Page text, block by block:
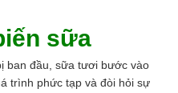
sữa
ban đầu, sữa tươi bước vào
trình phức tạp và đòi hỏi sự